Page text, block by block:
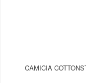
CAMICIA